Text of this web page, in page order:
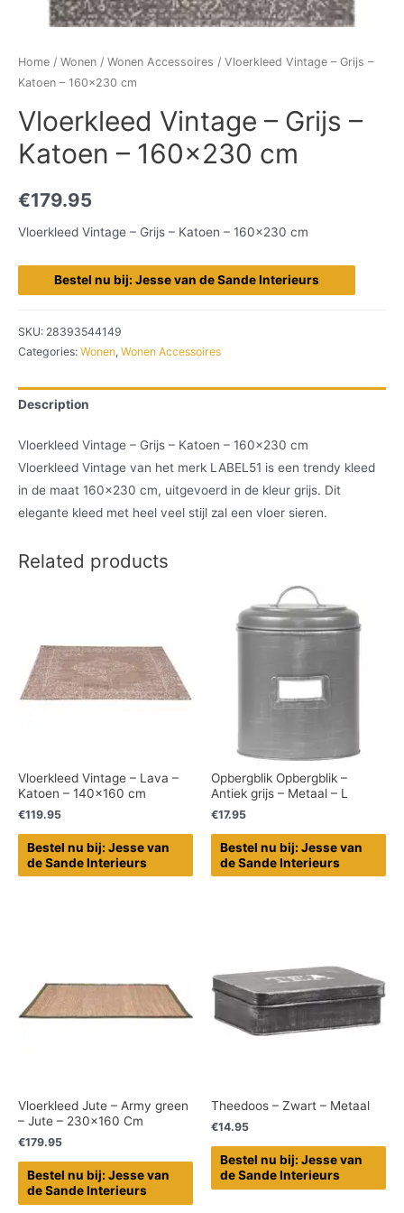
Home / Wonen / Wonen Accessoires / Vloerkleed Vintage – Grijs –
Katoen – 160×230 cm
Vloerkleed Vintage – Grijs –
Katoen – 160×230 cm
€179.95
Vloerkleed Vintage – Grijs – Katoen – 160×230 cm
Bestel nu bij: Jesse van de Sande Interieurs
SKU: 28393544149
Categories: Wonen, Wonen Accessoires
Description
Vloerkleed Vintage – Grijs – Katoen – 160×230 cm
Vloerkleed Vintage van het merk LABEL51 is een trendy kleed
in de maat 160×230 cm, uitgevoerd in de kleur grijs. Dit
elegante kleed met heel veel stijl zal een vloer sieren.
Related products
Vloerkleed Vintage – Lava –
Katoen – 140×160 cm
€119.95
Bestel nu bij: Jesse van
de Sande Interieurs
Opbergblik Opbergblik –
Antiek grijs – Metaal – L
€17.95
Bestel nu bij: Jesse van
de Sande Interieurs
Vloerkleed Jute – Army green
– Jute – 230×160 Cm
€179.95
Bestel nu bij: Jesse van
de Sande Interieurs
Theedoos – Zwart – Metaal
€14.95
Bestel nu bij: Jesse van
de Sande Interieurs